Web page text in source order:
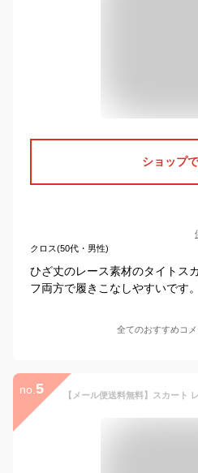
ショップ
クロス(50代・男性)
ひざ丈のレース素材のタイトス
フ両方で履きこなしやすいです。
全てのおすすめコメ
no. 5